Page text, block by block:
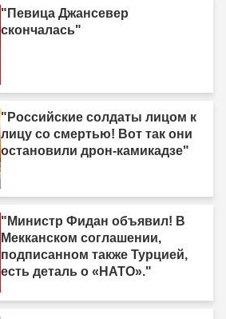
"Певица Джансевер
скончалась"
"Российские солдаты лицом к
лицу со смертью! Вот так они
остановили дрон-камикадзе"
"Министр Фидан объявил! В
Мекканском соглашении,
подписанном также Турцией,
есть деталь о «НАТО»."